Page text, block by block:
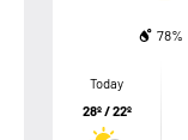
78%
Today
28º / 22º